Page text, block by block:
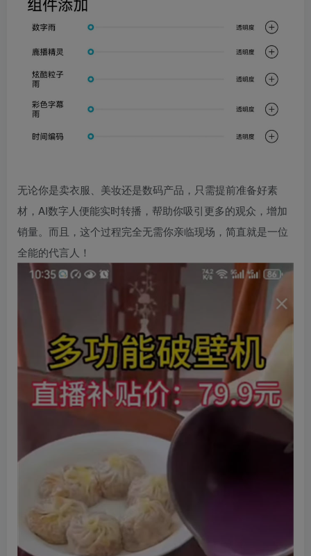
无论你是卖衣服、美妆还是数码产品，只需提前准备好素
材，AI数字人便能实时转播，帮助你吸引更多的观众，增加
销量。而且，这个过程完全无需你亲临现场，简直就是一位
全能的代言人！